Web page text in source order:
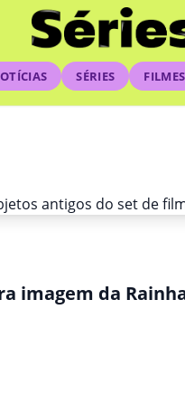
SÉRIES FILMES
US$ 200.000
imagem da